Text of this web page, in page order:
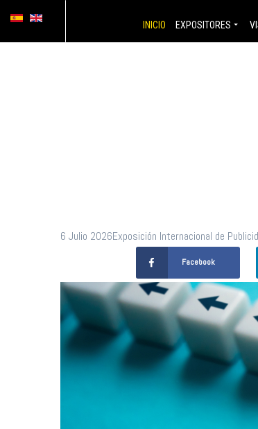
INICIO EXPOSITORES
¿Qué
6 Julio 2026Exposición Internacional de
Facebook